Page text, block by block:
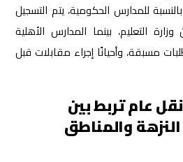
للمدارس الحكومية، يتم التسجيل
التعليم، بينما المدارس الأهلية
مسبقة، وأحيانًا إجراء مقابلات قبل
عام تربط بين
والمناطق